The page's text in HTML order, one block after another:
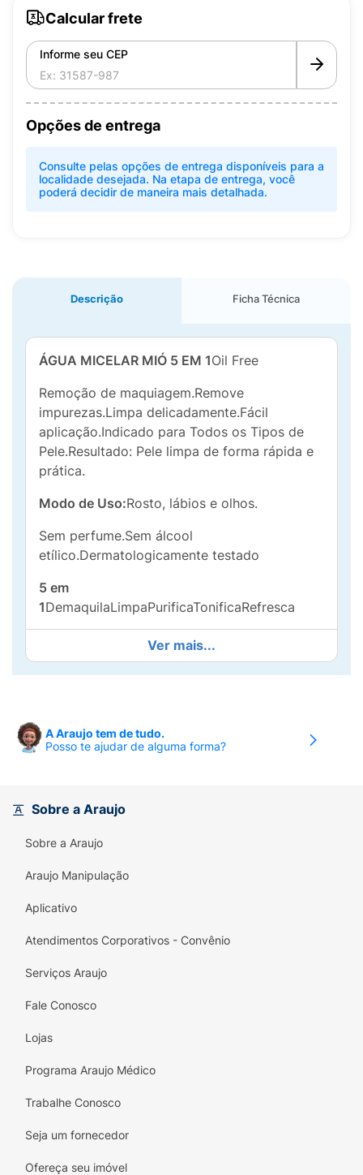
Calcular frete
Informe seu CEP
Opções de entrega
Consulte pelas opções de entrega disponíveis para a
localidade desejada. Na etapa de entrega, você
poderá decidir de maneira mais detalhada.
Descrição Ficha Técnica
ÁGUA MICELAR MIÓ 5 EM 1Oil Free
Remoção de maquiagem.Remove
impurezas.Limpa delicadamente.Fácil
aplicação.Indicado para Todos os Tipos de
Pele.Resultado: Pele limpa de forma rápida e
prática.
Modo de Uso:Rosto, lábios e olhos.
Sem perfume.Sem álcool
etílico.Dermatologicamente testado
5 em
1DemaquilaLimpaPurificaTonificaRefresca
Ver mais...
A Araujo tem de tudo.
Posso te ajudar de alguma forma?
Sobre a Araujo
Sobre a Araujo
Araujo Manipulação
Aplicativo
Atendimentos Corporativos - Convênio
Serviços Araujo
Fale Conosco
Lojas
Programa Araujo Médico
Trabalhe Conosco
Seja um fornecedor
Ofereça seu imóvel